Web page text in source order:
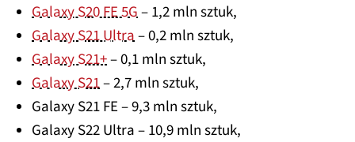
Galaxy S20 FE 5G– 1,2 mln sztuk,
Galaxy S21 Ultra– 0,2 mln sztuk,
Galaxy S21+– 0,1 mln sztuk,
Galaxy S21– 2,7 mln sztuk,
Galaxy S21 FE – 9,3 mln sztuk,
Galaxy S22 Ultra – 10,9 mln sztuk,